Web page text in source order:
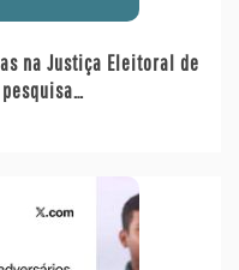
na Justiça Eleitoral de